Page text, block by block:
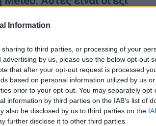
Information
to third parties, or processing of your
by us, please use the below opt-out
that after your opt-out request is processed
based on personal information utilized by us
prior to your opt-out. You may separately
information by third parties on the IAB’s list of
also be disclosed by us to third parties on the
further disclose it to other third parties.
δασικές πυρκαγιές
που μελέτησε δεδομένα
πυρκαγιών στην Ελλάδα από
και σήμερα